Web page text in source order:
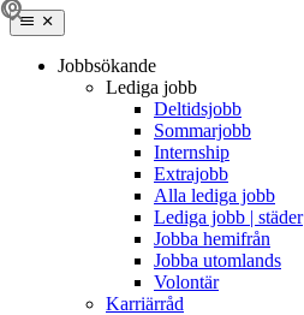
Jobbsökande
Lediga jobb
Deltidsjobb
Sommarjobb
Internship
Extrajobb
Alla lediga jobb
Lediga jobb | städer
Jobba hemifrån
Jobba utomlands
Volontär
Karriärråd